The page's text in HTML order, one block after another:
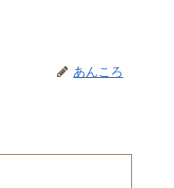
あんころ